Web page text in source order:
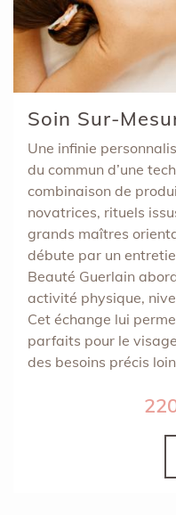
Soin Sur-
Une infinie
du commun d’une
combinaison de
novatrices, rituels
grands maîtres orientaux
débute par un
Beauté Guerlain
activité physique,
Cet échange lui
parfaits pour le
des besoins précis